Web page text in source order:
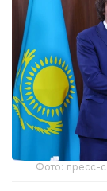
Фото: пресс-